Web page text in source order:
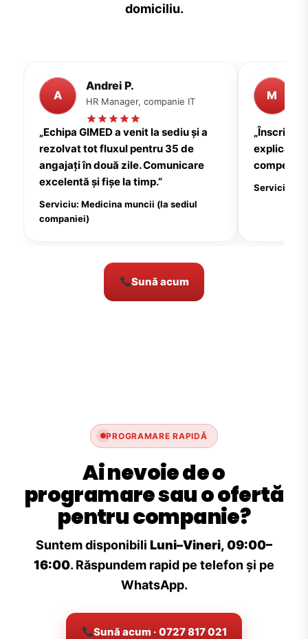
domiciliu.
A
Andrei P.
HR Manager, companie IT
„Echipa GIMED a venit la sediu și a
rezolvat tot fluxul pentru 35 de
angajați în două zile. Comunicare
excelentă și fișe la timp.”
Serviciu: Medicina muncii (la sediul
companiei)
M
explicații
Serviciu:
Sună acum
PROGRAMARE RAPIDĂ
Ai nevoie de o
programare sau o ofertă
pentru companie?
Suntem disponibili Luni–Vineri, 09:00–
16:00. Răspundem rapid pe telefon și pe
WhatsApp.
Sună acum · 0727 817 021